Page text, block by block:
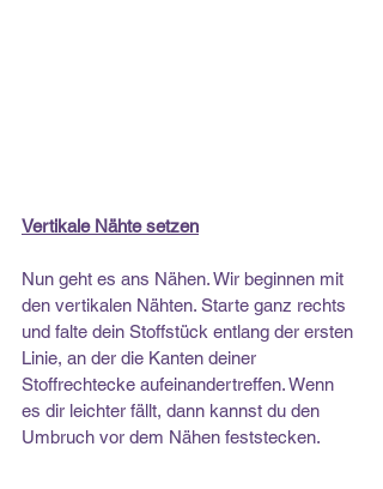
Vertikale Nähte setzen
Nun geht es ans Nähen. Wir beginnen mit
den vertikalen Nähten. Starte ganz rechts
und falte dein Stoffstück entlang der ersten
Linie, an der die Kanten deiner
Stoffrechtecke aufeinandertreffen. Wenn
es dir leichter fällt, dann kannst du den
Umbruch vor dem Nähen feststecken.